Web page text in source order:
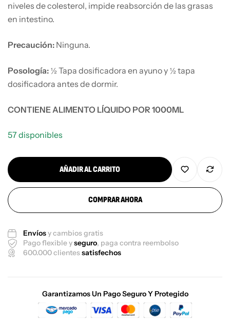
niveles de colesterol, impide reabsorción de las grasas
en intestino.
Precaución: Ninguna.
Posología: ½ Tapa dosificadora en ayuno y ½ tapa
dosificadora antes de dormir.
CONTIENE ALIMENTO LÍQUIDO POR 1000ML
57 disponibles
AÑADIR AL CARRITO
COMPRAR AHORA
Envíosy cambios gratis
Pago flexible yseguro, paga contra reembolso
600.000 clientessatisfechos
Garantizamos Un Pago Seguro Y Protegido